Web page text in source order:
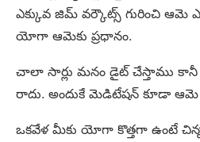
ఎక్కువ జిమ్ వర్కౌట్స్ గురించి ఆమె
యోగా ఆమెకు ప్రధానం.
చాలా సార్లు మనం డైట్ చేస్తాము కానీ
రాదు. అందుకే మెడిటేషన్ కూడా
ఒకవేళ మీకు యోగా కొత్తగా ఉంటే